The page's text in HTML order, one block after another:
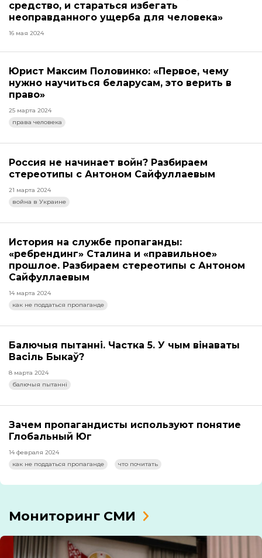
средство, и стараться избегать
неоправданного ущерба для человека»
16 мая 2024
Юрист Максим Половинко: «Первое, чему
нужно научиться беларусам, это верить в
право»
25 марта 2024
права человека
Россия не начинает войн? Разбираем
стереотипы с Антоном Сайфуллаевым
21 марта 2024
война в Украине
История на службе пропаганды:
«ребрендинг» Сталина и «правильное»
прошлое. Разбираем стереотипы с Антоном
Сайфуллаевым
14 марта 2024
как не поддаться пропаганде
Балючыя пытанні. Частка 5. У чым вінаваты
Васіль Быкаў?
8 марта 2024
балючыя пытанні
Зачем пропагандисты используют понятие
Глобальный Юг
14 февраля 2024
как не поддаться пропаганде
что почитать
Мониторинг СМИ